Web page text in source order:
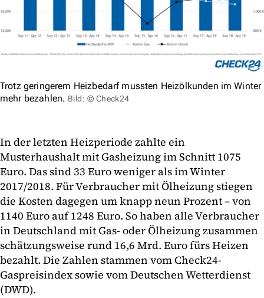
Trotz geringerem Heizbedarf mussten Heizölkunden im Winter
mehr bezahlen. Bild: © Check24
In der letzten Heizperiode zahlte ein
Musterhaushalt mit Gasheizung im Schnitt 1075
Euro. Das sind 33 Euro weniger als im Winter
2017/2018. Für Verbraucher mit Ölheizung stiegen
die Kosten dagegen um knapp neun Prozent – von
1140 Euro auf 1248 Euro. So haben alle Verbraucher
in Deutschland mit Gas- oder Ölheizung zusammen
schätzungsweise rund 16,6 Mrd. Euro fürs Heizen
bezahlt. Die Zahlen stammen vom Check24-
Gaspreisindex sowie vom Deutschen Wetterdienst
(DWD).